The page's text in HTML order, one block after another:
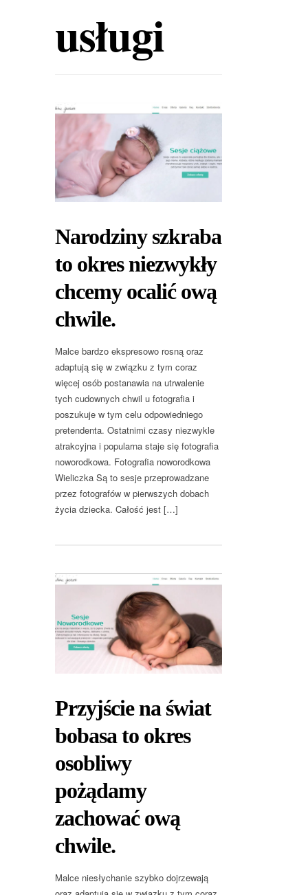
usługi
Narodziny szkraba
to okres niezwykły
chcemy ocalić ową
chwile.
Malce bardzo ekspresowo rosną oraz
adaptują się w związku z tym coraz
więcej osób postanawia na utrwalenie
tych cudownych chwil u fotografia i
poszukuje w tym celu odpowiedniego
pretendenta. Ostatnimi czasy niezwykle
atrakcyjna i popularna staje się fotografia
noworodkowa. Fotografia noworodkowa
Wieliczka Są to sesje przeprowadzane
przez fotografów w pierwszych dobach
życia dziecka. Całość jest […]
Przyjście na świat
bobasa to okres
osobliwy
pożądamy
zachować ową
chwile.
Malce niesłychanie szybko dojrzewają